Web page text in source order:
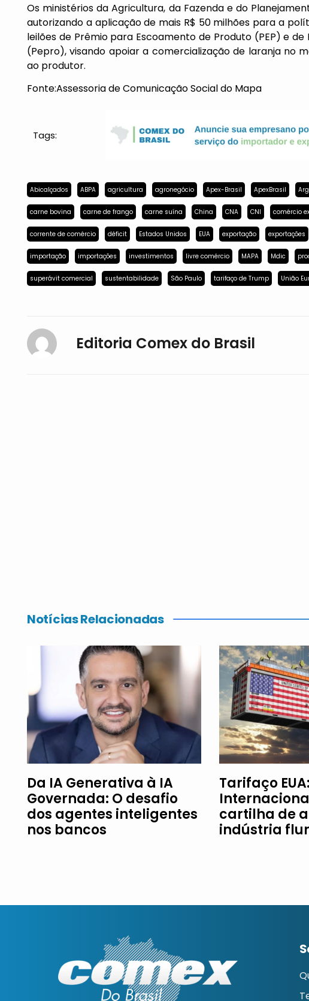
Os ministérios da Agricultura, da Fazenda e do
autorizando a aplicação de mais R$ 50 milhões para a
leilões de Prêmio para Escoamento de Produto (PEP) e
(Pepro), visando apoiar a comercialização de laranja no
ao produtor.
Fonte:Assessoria de Comunicação Social do Mapa
Tags:
Abicalçados ABPA agricultura agronegócio Apex-Brasil ApexBrasil
carne bovina carne de frango carne suína China CNA CNI comércio
corrente de comércio déficit Estados Unidos EUA exportação exportações
importação importações investimentos livre comércio MAPA Mdic
superávit comercial sustentabilidade São Paulo tarifaço de Trump União
Editoria Comex do Brasil
Notícias Relacionadas
Da IA Generativa à IA
Governada: O desafio
dos agentes inteligentes
nos bancos
Tarifaço
cartilha de
indústria